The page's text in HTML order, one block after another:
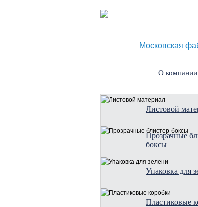
Московская
О компании
Листовой
Прозрачные
боксы
Упаковка для
Пластиковые